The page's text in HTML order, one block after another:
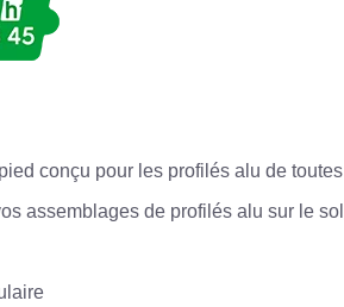
conçu pour les profilés alu de
assemblages de profilés alu sur le